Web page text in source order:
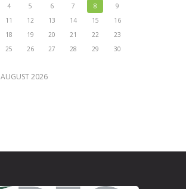
AUGUST2026
4 5 6 7 8
9
11 12 13 14 15
16
18 19 20 21 22
23
25 26 27 28 29
30